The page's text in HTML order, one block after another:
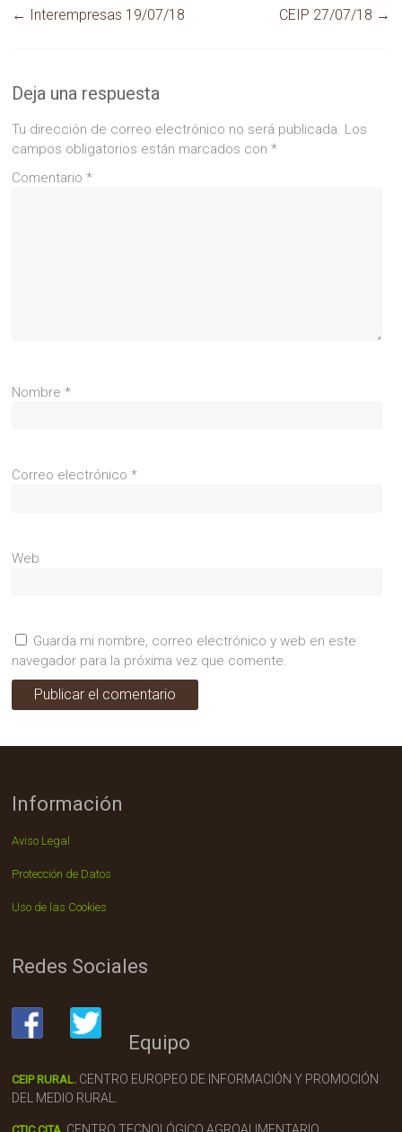
← Interempresas 19/07/18 CEIP 27/07/18 →
Deja una respuesta
Tu dirección de correo electrónico no será publicada. Los
campos obligatorios están marcados con*
Comentario*
Nombre*
Correo electrónico*
Web
Guarda mi nombre, correo electrónico y web en este
navegador para la próxima vez que comente.
Información
Aviso Legal
Protección de Datos
Uso de las Cookies
Redes Sociales
Equipo
CEIP RURAL. CENTRO EUROPEO DE INFORMACIÓN Y PROMOCIÓN
DEL MEDIO RURAL.